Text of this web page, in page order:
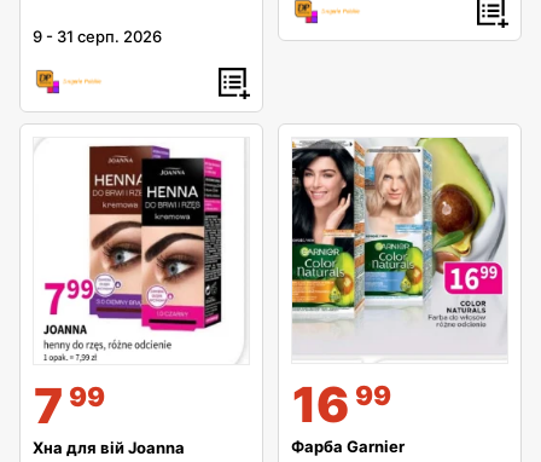
9 - 31 серп. 2026
7 99
Хна для вій Joanna
16 99
Фарба Garnier